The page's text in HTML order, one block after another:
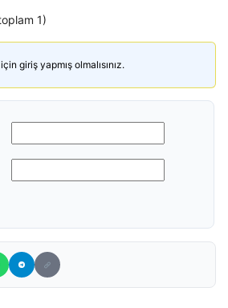
1)
giriş yapmış olmalısınız.